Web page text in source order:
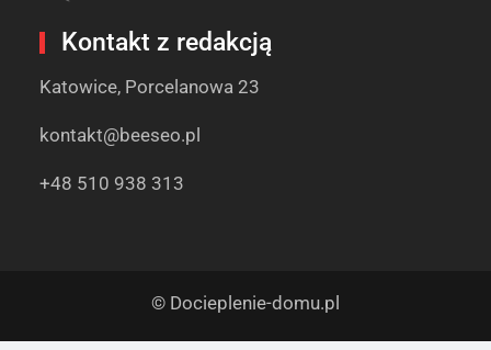
Kontakt z redakcją
Katowice, Porcelanowa 23
kontakt@beeseo.pl
+48 510 938 313
© Docieplenie-domu.pl